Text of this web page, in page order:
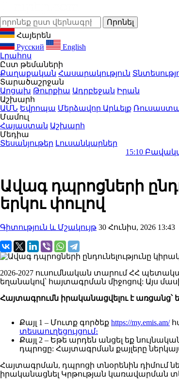
Հայերեն
Русский
English
Լրահոս
Ըստ թեմաների
Քաղաքական Հասարակություն
Տարածաշրջան
Արցախ Թուրքիա Ադրբեջան Իրան
Աշխարհ
ԱՄՆ Եվրոպա Մերձավոր Արևելք
Մամուլ
Հայաստան Աշխարհ
Մեդիա
Տեսանյութեր Լուսանկարներ
Բավական երկար
Ավագ դպրոցների
երկու փուլով
Գիտություն և Մշակույթ 30 Հունիս, 2026 13:43
2026-2027 ուսումնական տարում ՀՀ
եղանակով՝ հայտագրման միջոցով: Այս
Հայտագրումն իրականացվելու է առցանց՝
Քայլ 1 – Մուտք գործեք https://my.emis.am/
տեսաուղեցույցում։
Քայլ 2 – Եթե արդեն անցել եք
դպրոցը: Հայտագրման քայլերը
Հայտագրման, դպրոցի տնօրենին դիմում
իրականացնել Կրթության կառավարման